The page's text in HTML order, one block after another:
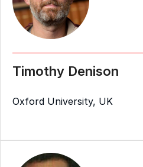
Timothy Denison
Oxford University, UK